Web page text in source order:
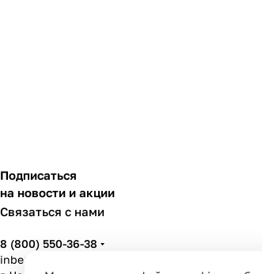
Подписаться
на новости и акции
Связаться с нами
8 (800) 550-36-38
inbenzo35@list.ru